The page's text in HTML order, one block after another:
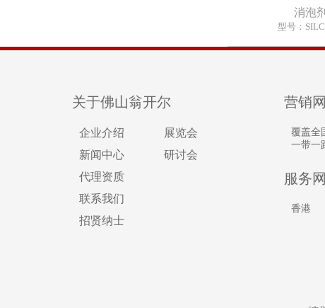
消泡剂
型号：
关于佛山翁开尔
企业介绍
新闻中心
代理资质
联系我们
招贤纳士
展览会
研讨会
营销
覆盖全
一带一
服务
香港